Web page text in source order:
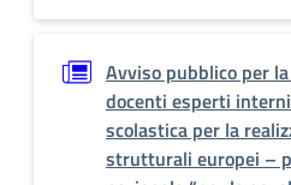
Avviso pubblico per
docenti esperti
scolastica per la
strutturali europei –